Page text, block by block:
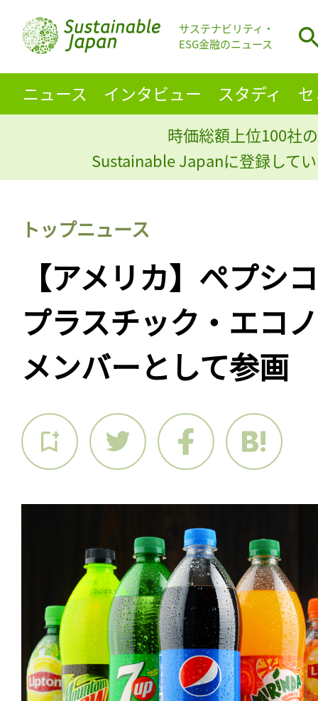
サステナビリティ・
ESG金融のニュース
ニュース インタビュー スタディ
時価総額上位100社
Sustainable Japanに登録して
トップニュース
【アメリカ】ペプシ
プラスチック・エコ
メンバーとして参画